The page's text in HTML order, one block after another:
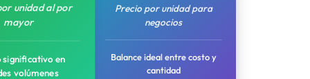
unidad al por
mayor
significativo en
volúmenes
Precio por unidad para
negocios
Balance ideal entre costo y
cantidad